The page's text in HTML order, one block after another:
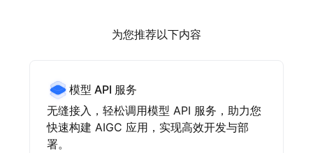
为您推荐以下内容
模型 API 服务
无缝接入，轻松调用模型 API 服务，助力您
快速构建 AIGC 应用，实现高效开发与部
署。